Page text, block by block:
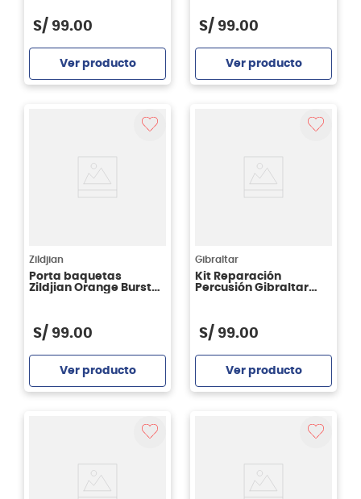
S/ 99.00
Ver producto
S/ 99.00
Ver producto
Zildjian
Porta baquetas
Zildjian Orange Burst
S/ 99.00
Ver producto
Gibraltar
Kit Reparación
Percusión Gibraltar
S/ 99.00
Ver producto